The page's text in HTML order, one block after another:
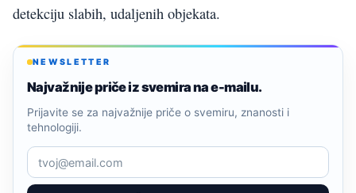
detekciju slabih, udaljenih objekata.
NEWSLETTER
Najvažnije priče iz svemira na e-mailu.
Prijavite se za najvažnije priče o svemiru, znanosti i
tehnologiji.